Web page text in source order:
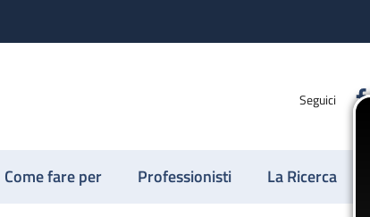
Seguici
Come fare per Professionisti La Ricerca